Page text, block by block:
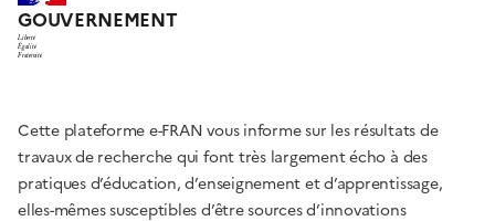
GOUVERNEMENT
Liberté
Égalité
Fraternité
Cette plateforme e-FRAN vous informe sur les résultats de
travaux de recherche qui font très largement écho à des
pratiques d’éducation, d’enseignement et d’apprentissage,
elles-mêmes susceptibles d’être sources d’innovations